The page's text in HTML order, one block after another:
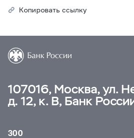
Копировать ссылку
107016, Москва, ул.
д. 12, к. В, Банк
300